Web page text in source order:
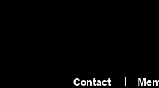
Contact